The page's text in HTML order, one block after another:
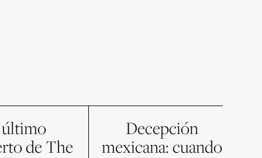
de The
Decepción
mexicana: cuando